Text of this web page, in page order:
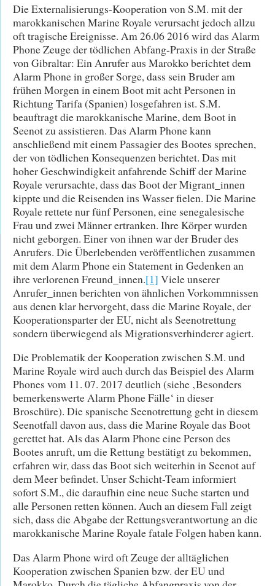
Die Externalisierungs-Kooperation von S.M. mit der
marokkanischen Marine Royale verursacht jedoch allzu
oft tragische Ereignisse. Am 26.06 2016 wird das Alarm
Phone Zeuge der tödlichen Abfang-Praxis in der Straße
von Gibraltar: Ein Anrufer aus Marokko berichtet dem
Alarm Phone in großer Sorge, dass sein Bruder am
frühen Morgen in einem Boot mit acht Personen in
Richtung Tarifa (Spanien) losgefahren ist. S.M.
beauftragt die marokkanische Marine, dem Boot in
Seenot zu assistieren. Das Alarm Phone kann
anschließend mit einem Passagier des Bootes sprechen,
der von tödlichen Konsequenzen berichtet. Das mit
hoher Geschwindigkeit anfahrende Schiff der Marine
Royale verursachte, dass das Boot der Migrant_innen
kippte und die Reisenden ins Wasser fielen. Die Marine
Royale rettete nur fünf Personen, eine senegalesische
Frau und zwei Männer ertranken. Ihre Körper wurden
nicht geborgen. Einer von ihnen war der Bruder des
Anrufers. Die Überlebenden veröffentlichen zusammen
mit dem Alarm Phone ein Statement in Gedenken an
ihre verlorenen Freund_innen.[1] Viele unserer
Anrufer_innen berichten von ähnlichen Vorkommnissen
aus denen klar hervorgeht, dass die Marine Royale, der
Kooperationsparter der EU, nicht als Seenotrettung
sondern überwiegend als Migrationsverhinderer agiert.
Die Problematik der Kooperation zwischen S.M. und
Marine Royale wird auch durch das Beispiel des Alarm
Phones vom 11. 07. 2017 deutlich (siehe ‚Besonders
bemerkenswerte Alarm Phone Fälle‘ in dieser
Broschüre). Die spanische Seenotrettung geht in diesem
Seenotfall davon aus, dass die Marine Royale das Boot
gerettet hat. Als das Alarm Phone eine Person des
Bootes anruft, um die Rettung bestätigt zu bekommen,
erfahren wir, dass das Boot sich weiterhin in Seenot auf
dem Meer befindet. Unser Schicht-Team informiert
sofort S.M., die daraufhin eine neue Suche starten und
alle Personen retten können. Auch an diesem Fall zeigt
sich, dass die Abgabe der Rettungsverantwortung an die
marokkanische Marine Royale fatale Folgen haben kann.
Das Alarm Phone wird oft Zeuge der alltäglichen
Kooperation zwischen Spanien bzw. der EU und